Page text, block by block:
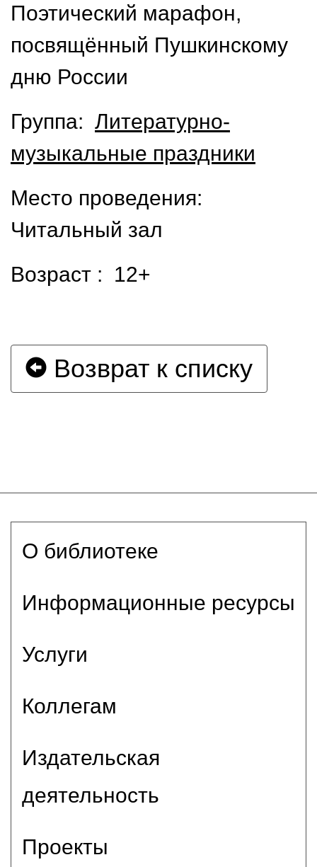
Поэтический марафон,
посвящённый Пушкинскому
дню России
Группа: Литературно-
музыкальные праздники
Место проведения:
Читальный зал
Возраст : 12+
Возврат к списку
О библиотеке
Информационные ресурсы
Услуги
Коллегам
Издательская
деятельность
Проекты